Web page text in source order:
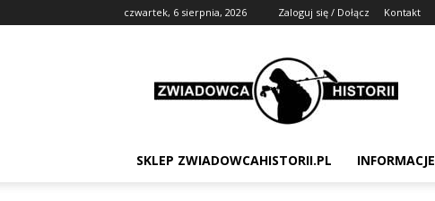
czwartek, 6 sierpnia, 2026 Zaloguj się / Dołącz Kontakt
Zwiadowca
Historii
SKLEP ZWIADOWCAHISTORII.PL INFORMACJE